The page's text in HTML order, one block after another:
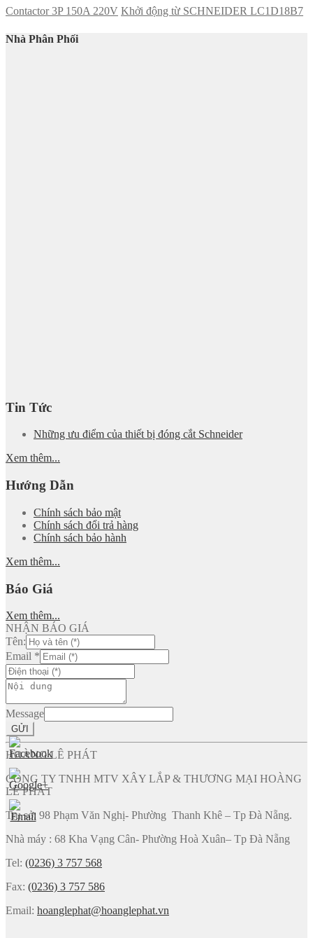
Contactor 3P 150A 220V Khởi động từ SCHNEIDER LC1D18B7
Nhà Phân Phối
Tin Tức
Những ưu điểm của thiết bị đóng cắt Schneider
Xem thêm...
Hướng Dẫn
Chính sách bảo mật
Chính sách đổi trả hàng
Chính sách bảo hành
Xem thêm...
Báo Giá
Xem thêm...
NHẬN BÁO GIÁ
Tên:
Email *
Message
GỬI
HOÀNG LÊ PHÁT
CÔNG TY TNHH MTV XÂY LẮP & THƯƠNG MẠI HOÀNG
LÊ PHÁT
Trụ sở: 98 Phạm Văn Nghị- Phường Thanh Khê – Tp Đà Nẵng.
Nhà máy : 68 Kha Vạng Cân- Phường Hoà Xuân– Tp Đà Nẵng
Tel: (0236) 3 757 568
Fax: (0236) 3 757 586
Email: hoanglephat@hoanglephat.vn